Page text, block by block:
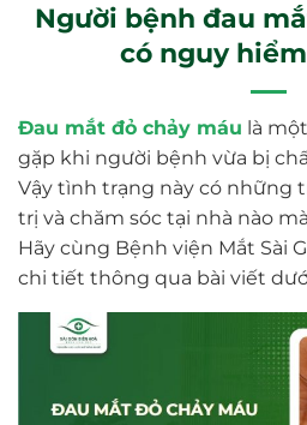
Người bệnh đau
có nguy
Đau mắt đỏ chảy máu là
gặp khi người bệnh vừa bị
Vậy tình trạng này có những
trị và chăm sóc tại nhà nào
Hãy cùng Bệnh viện Mắt Sài
chi tiết thông qua bài viết